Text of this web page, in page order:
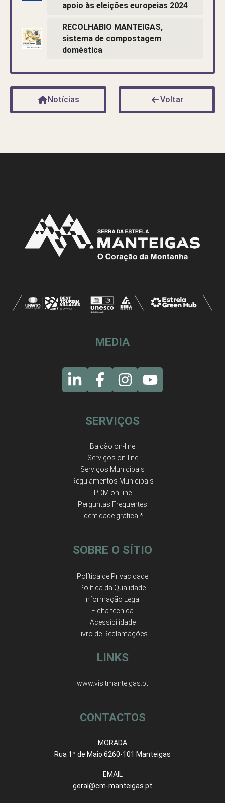
apoio às eleições europeias 2024
RECOLHABIO MANTEIGAS,
sistema de compostagem
doméstica
Notícias Voltar
MEDIA
SERVIÇOS
Balcão on-line
Serviços on-line
Serviços Municipais
Regulamentos Municipais
PDM on-line
Perguntas Frequentes
Identidade gráfica *
SOBRE O SÍTIO
Política de Privacidade
Política da Qualidade
Informação Legal
Ficha técnica
Acessibilidade
Livro de Reclamações
LINKS
www.visitmanteigas.pt
CONTACTOS
MORADA
Rua 1º de Maio 6260-101 Manteigas
EMAIL
geral@cm-manteigas.pt